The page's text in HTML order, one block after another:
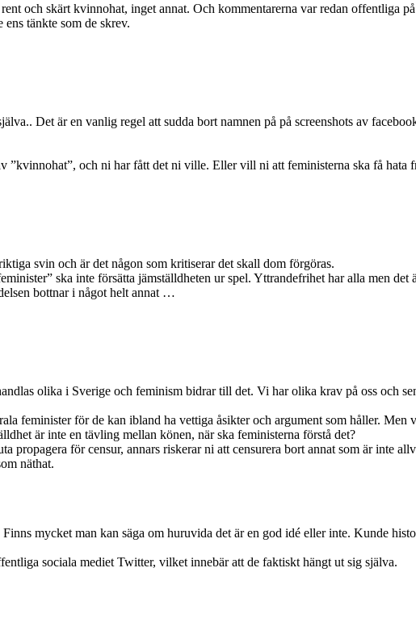
och skärt kvinnohat, inget annat. Och kommentarerna var redan offentliga
tänkte som de skrev.
Det är en vanlig regel att sudda bort namnen på på screenshots av
och ni har fått det ni ville. Eller vill ni att feministerna ska få hata
svin och är det någon som kritiserar det skall dom förgöras.
ska inte försätta jämställdheten ur spel. Yttrandefrihet har alla men det
bottnar i något helt annat …
olika i Sverige och feminism bidrar till det. Vi har olika krav på oss och
feminister för de kan ibland ha vettiga åsikter och argument som håller. Men
är inte en tävling mellan könen, när ska feministerna förstå det?
propagera för censur, annars riskerar ni att censurera bort annat som är inte
näthat.
mycket man kan säga om huruvida det är en god idé eller inte. Kunde
sociala mediet Twitter, vilket innebär att de faktiskt hängt ut sig själva.